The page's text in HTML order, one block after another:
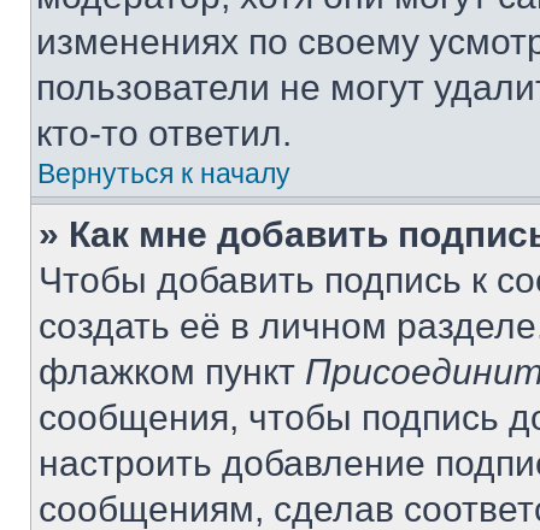
изменениях по своему
пользователи не могут
кто-то ответил.
Вернуться к началу
» Как мне добавить
Чтобы добавить подпись к
создать её в личном
флажком пункт
сообщения, чтобы подпись
настроить добавление
сообщениям, сделав